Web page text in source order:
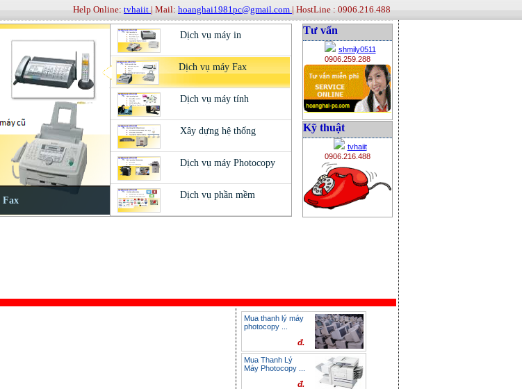
Help Online: tvhaiit | Mail: hoanghai1981pc@gmail.com | HostLine : 0906.216.488
Tư vấn
shmily0511
0906.259.288
Kỹ thuật
tvhaiit
0906.216.488
Mua thanh lý máy
photocopy ...
đ.
Mua Thanh Lý
Máy Photocopy ...
đ.